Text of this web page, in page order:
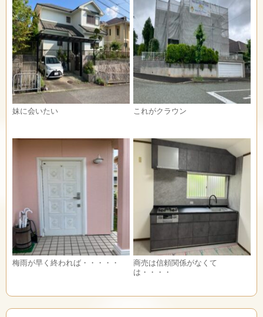
妹に会いたい これがクラウン
梅雨が早く終われば・・・・・
商売は信頼関係がなくて
は・・・・